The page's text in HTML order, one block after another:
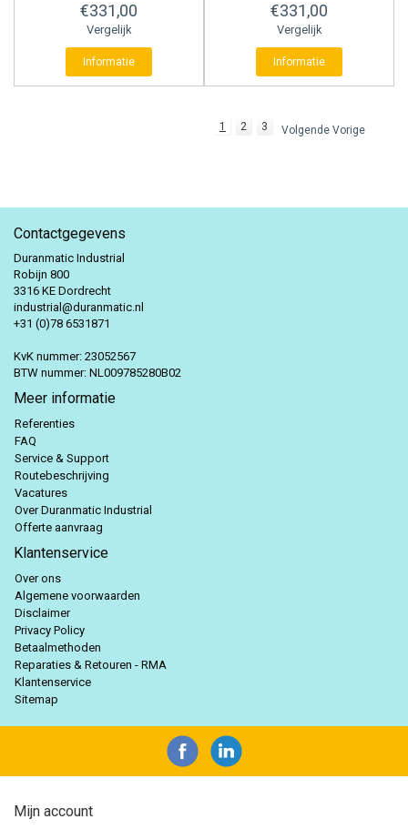
€331,00
Vergelijk
Informatie
€331,00
Vergelijk
Informatie
1 2 3 Volgende Vorige
Contactgegevens
Duranmatic Industrial
Robijn 800
3316 KE Dordrecht
industrial@duranmatic.nl
+31 (0)78 6531871
KvK nummer: 23052567
BTW nummer: NL009785280B02
Meer informatie
Referenties
FAQ
Service & Support
Routebeschrijving
Vacatures
Over Duranmatic Industrial
Offerte aanvraag
Klantenservice
Over ons
Algemene voorwaarden
Disclaimer
Privacy Policy
Betaalmethoden
Reparaties & Retouren - RMA
Klantenservice
Sitemap
Mijn account